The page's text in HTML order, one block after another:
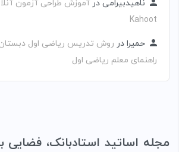
ناهیدبیرامی درآموزش طراحی آزمون
Kahoot
حمیرا در
راهنمای معلم ریاضی اول
مجله اساتید استادبانک، فضایی